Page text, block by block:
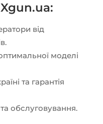
від
моделі
та гарантія
обслуговування.